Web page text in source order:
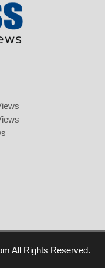
All Rights Reserved.